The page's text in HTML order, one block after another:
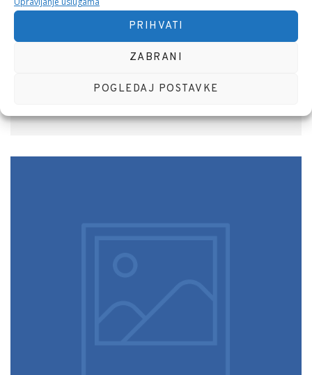
PRIHVATI
ZABRANI
POGLEDAJ POSTAVKE
Vaš Pouzdani Partner za Računalno Programiranje (NKD
62.01) – Napredna Rješenja za Varijable